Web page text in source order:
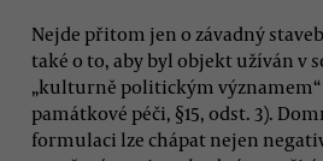
Nejde přitom jen o závadný
také o to, aby byl objekt užíván v
„kulturně politickým významem“
památkové péči, §15, odst. 3).
formulaci lze chápat nejen